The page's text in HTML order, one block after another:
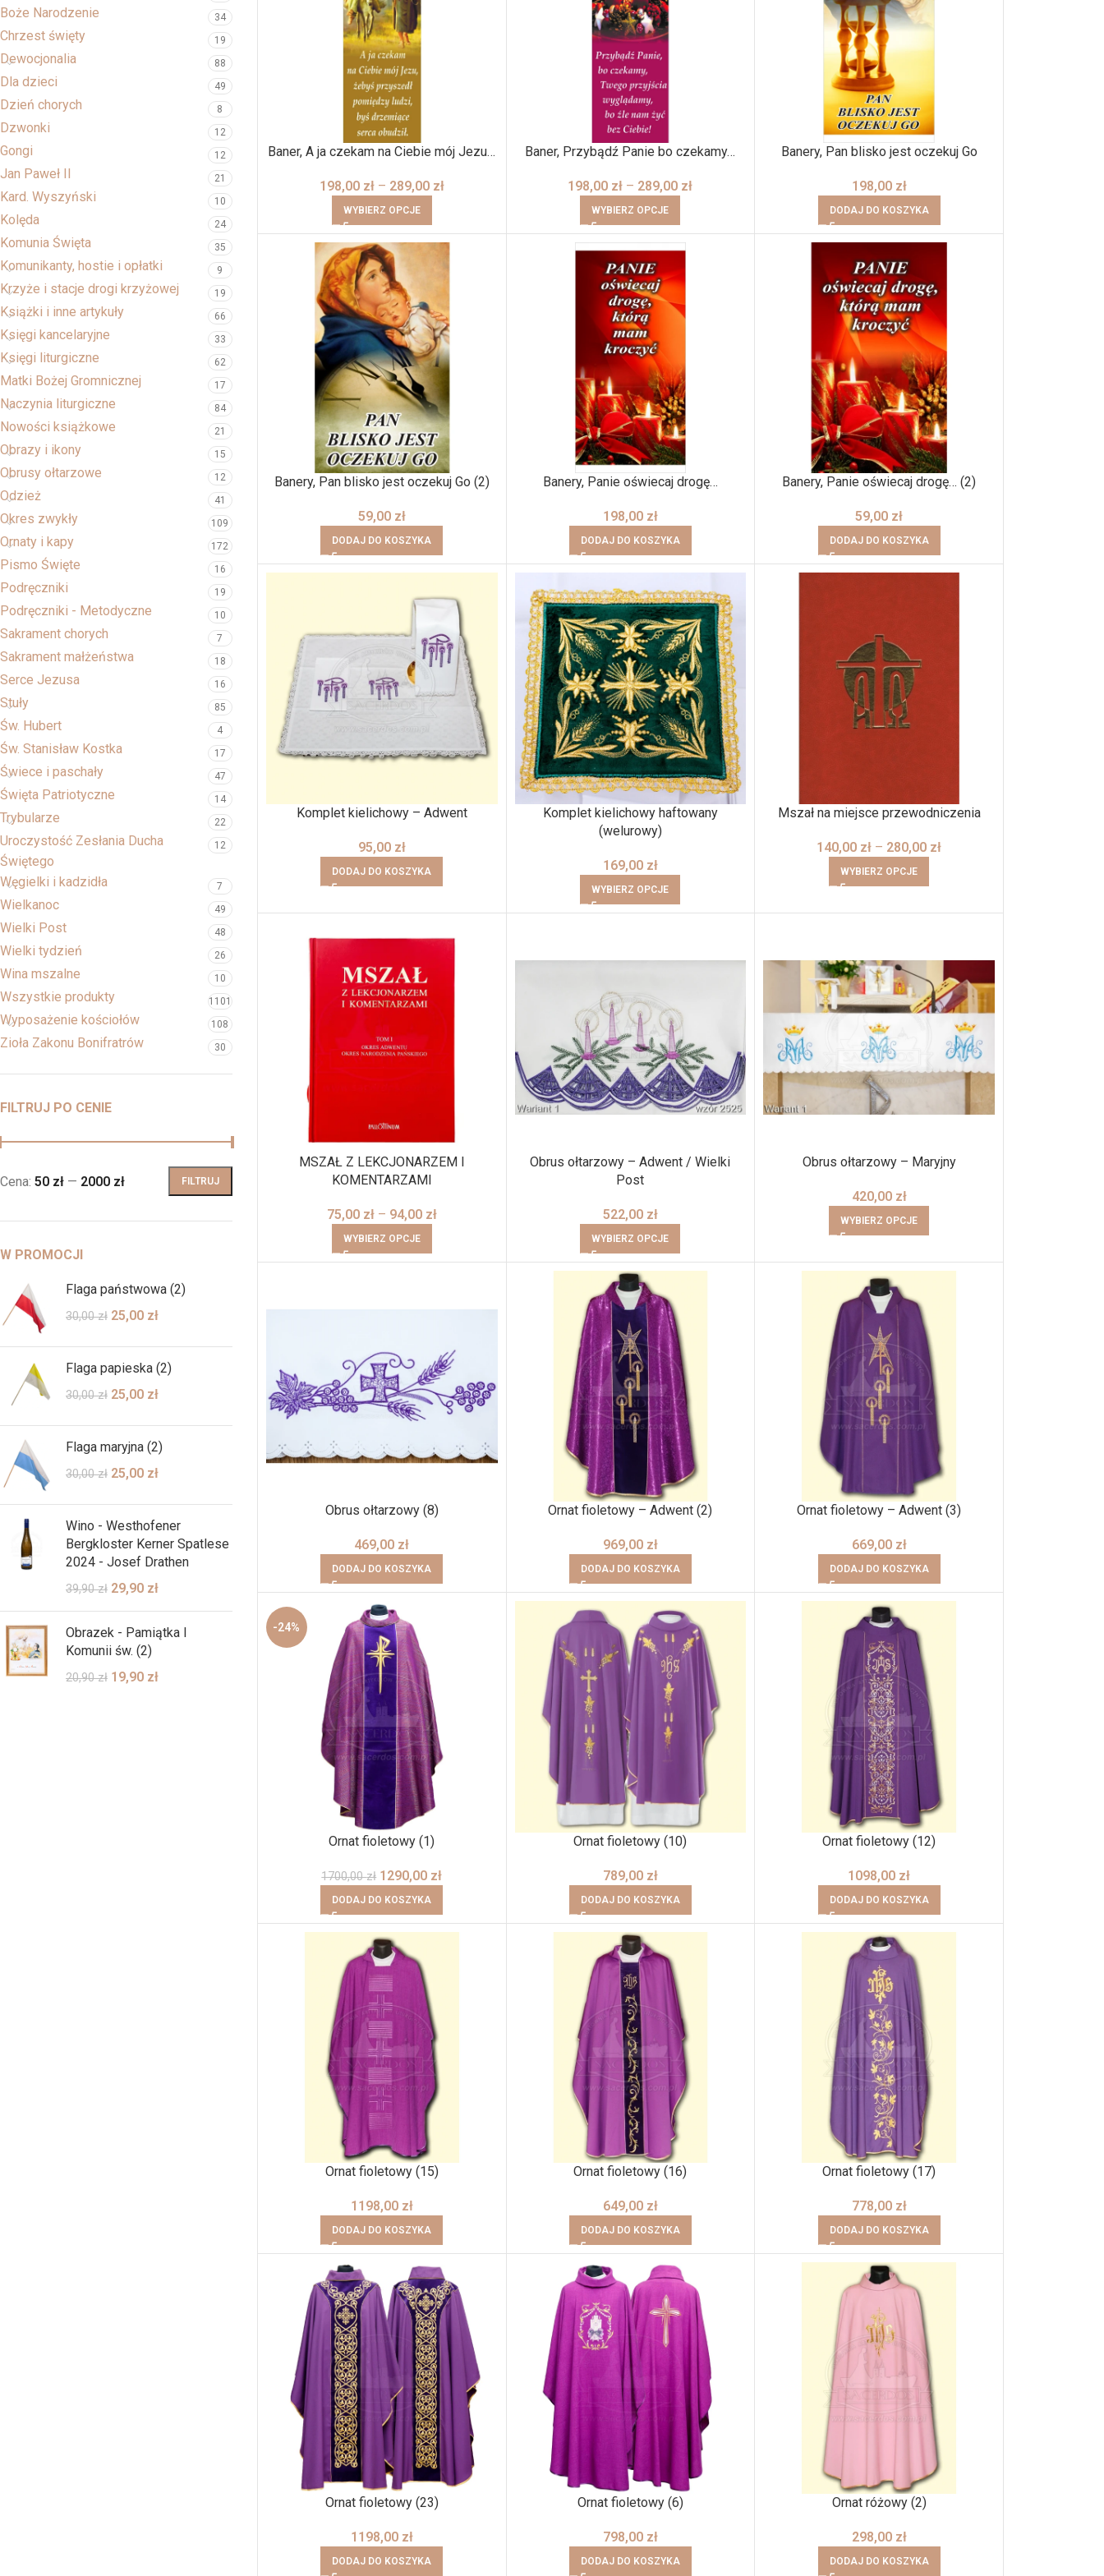
Boże Narodzenie 34
Chrzest święty 19
Dewocjonalia 88
Dla dzieci 49
Dzień chorych 8
Dzwonki 12
Gongi 12
Jan Paweł II 21
Kard. Wyszyński 10
Kolęda 24
Komunia Święta 35
Komunikanty, hostie i opłatki 9
Krzyże i stacje drogi krzyżowej 19
Książki i inne artykuły 66
Księgi kancelaryjne 33
Księgi liturgiczne 62
Matki Bożej Gromnicznej 17
Naczynia liturgiczne 84
Nowości książkowe 21
Obrazy i ikony 15
Obrusy ołtarzowe 12
Odzież 41
Okres zwykły 109
Ornaty i kapy 172
Pismo Święte 16
Podręczniki 19
Podręczniki - Metodyczne 10
Sakrament chorych 7
Sakrament małżeństwa 18
Serce Jezusa 16
Stuły 85
Św. Hubert 4
Św. Stanisław Kostka 17
Świece i paschały 47
Święta Patriotyczne 14
Trybularze 22
Uroczystość Zesłania Ducha
Świętego
12
Węgielki i kadzidła 7
Wielkanoc 49
Wielki Post 48
Wielki tydzień 26
Wina mszalne 10
Wszystkie produkty 1101
Wyposażenie kościołów 108
Zioła Zakonu Bonifratrów 30
FILTRUJ PO CENIE
FILTRUJ
Cena: 50 zł — 2000 zł
W PROMOCJI
Flaga państwowa (2)
30,00zł 25,00 zł
Flaga papieska (2)
30,00zł 25,00 zł
Flaga maryjna (2)
30,00zł 25,00 zł
Wino - Westhofener
Bergkloster Kerner Spatlese
2024 - Josef Drathen
39,90zł 29,90 zł
Obrazek - Pamiątka I
Komunii św. (2)
20,90zł 19,90 zł
Baner, A ja czekam na Ciebie mój Jezu…
198,00 zł – 289,00 zł
WYBIERZ OPCJE
Baner, Przybądź Panie bo czekamy…
198,00 zł – 289,00 zł
WYBIERZ OPCJE
Banery, Pan blisko jest oczekuj Go
198,00 zł
DODAJ DO KOSZYKA
Banery, Pan blisko jest oczekuj Go (2)
59,00 zł
DODAJ DO KOSZYKA
Banery, Panie oświecaj drogę…
198,00 zł
DODAJ DO KOSZYKA
Banery, Panie oświecaj drogę… (2)
59,00 zł
DODAJ DO KOSZYKA
Komplet kielichowy – Adwent
95,00 zł
DODAJ DO KOSZYKA
Komplet kielichowy haftowany
(welurowy)
169,00 zł
WYBIERZ OPCJE
Mszał na miejsce przewodniczenia
140,00 zł – 280,00 zł
WYBIERZ OPCJE
MSZAŁ Z LEKCJONARZEM I
KOMENTARZAMI
75,00 zł – 94,00 zł
WYBIERZ OPCJE
Obrus ołtarzowy – Adwent / Wielki
Post
522,00 zł
WYBIERZ OPCJE
Obrus ołtarzowy – Maryjny
420,00 zł
WYBIERZ OPCJE
Obrus ołtarzowy (8)
469,00 zł
DODAJ DO KOSZYKA
Ornat fioletowy – Adwent (2)
969,00 zł
DODAJ DO KOSZYKA
Ornat fioletowy – Adwent (3)
669,00 zł
DODAJ DO KOSZYKA
-24%
Ornat fioletowy (1)
1700,00zł 1290,00 zł
DODAJ DO KOSZYKA
Ornat fioletowy (10)
789,00 zł
DODAJ DO KOSZYKA
Ornat fioletowy (12)
1098,00 zł
DODAJ DO KOSZYKA
Ornat fioletowy (15)
1198,00 zł
DODAJ DO KOSZYKA
Ornat fioletowy (16)
649,00 zł
DODAJ DO KOSZYKA
Ornat fioletowy (17)
778,00 zł
DODAJ DO KOSZYKA
Ornat fioletowy (23)
1198,00 zł
DODAJ DO KOSZYKA
Ornat fioletowy (6)
798,00 zł
DODAJ DO KOSZYKA
Ornat różowy (2)
298,00 zł
DODAJ DO KOSZYKA